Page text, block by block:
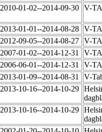
2010-01-02--2014-09-30 V-
2013-01-01--2014-08-28 V-
2012-09-05--2014-08-27 V-
2007-01-02--2014-12-31
V-
2006-06-01--2014-12-31
V-
2013-01-09--2014-08-31
V-
2013-10-16--2014-10-29
2013-10-16--2014-10-29